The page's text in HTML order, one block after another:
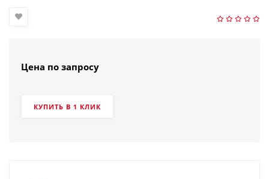
Цена по запросу
КУПИТЬ В 1 КЛИК